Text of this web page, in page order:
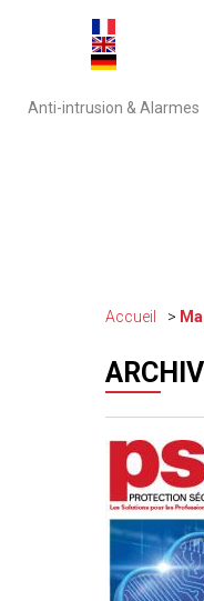
Anti-intrusion & Alarmes
Accueil